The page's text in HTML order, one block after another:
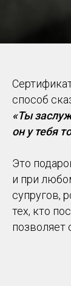
способ
«Ты
он у тебя
Это
и при
супругов,
тех, кто
позволяет